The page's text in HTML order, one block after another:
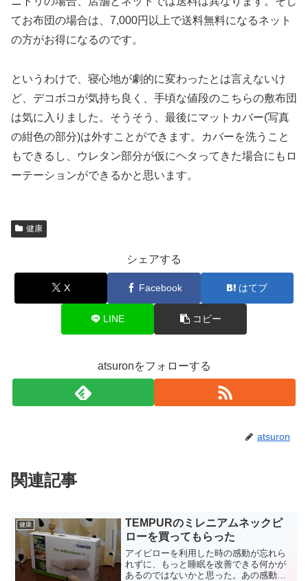
てお布団の場合は、7,000円以上で送料無料になるネット
の方がお得になるのです。
というわけで、寝心地が劇的に変わったとは言えないけ
ど、デコボコが気持ち良く、手頃な値段のこちらの敷布団
は気に入りました。そうそう、最後にマットカバー(写真
の紺色の部分)は外すことができます。カバーを洗うこと
もできるし、ウレタン部分が仮にヘタってきた場合にもロ
ーテーションができるかと思います。
健康
シェアする
X Facebook はてブ
LINE コピー
atsuronをフォローする
atsuron
関連記事
健康
TEMPURのミレニアムネックピ
ローを買ってもらった
アイピローを利用した時の感動が忘れら
れずに、もっと睡眠を改善できる何かが
あるのではないかと思った。あの感動を